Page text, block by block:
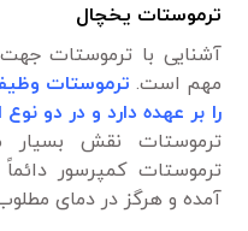
ترموستات یخچال
آشنایی با ترموستات جهت
مهم است. ترموستات
را بر عهده دارد و در دو
ترموستات نقش بسیار
ترموستات کمپرسور
آمده و هرگز در دمای